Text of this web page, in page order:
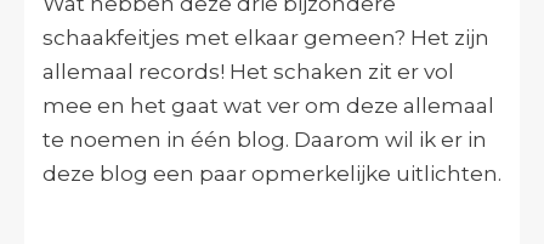
schaakfeitjes met elkaar gemeen? Het zijn
allemaal records! Het schaken zit er vol
mee en het gaat wat ver om deze allemaal
te noemen in één blog. Daarom wil ik er in
deze blog een paar opmerkelijke uitlichten.